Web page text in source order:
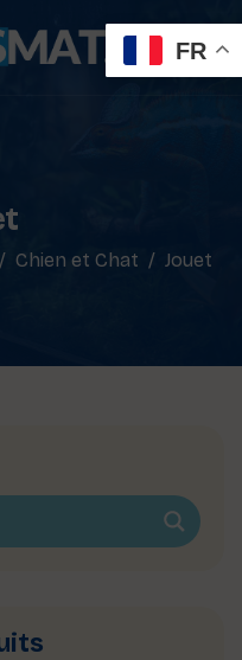
Chien et Chat Jouet
FR